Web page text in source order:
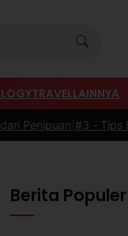
TRAVELLAINNYA
Tips Memilih Sepatu
Berita Populer